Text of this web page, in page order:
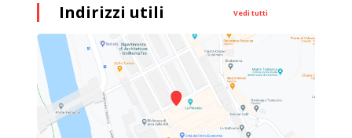
Indirizzi utili Vedi tutti